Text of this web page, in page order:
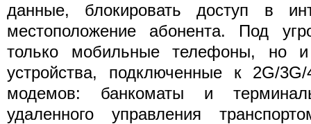
данные, блокировать доступ в
местоположение абонента. Под
только мобильные телефоны, но и
устройства, подключенные к 2G/
модемов: банкоматы и
удаленного управления